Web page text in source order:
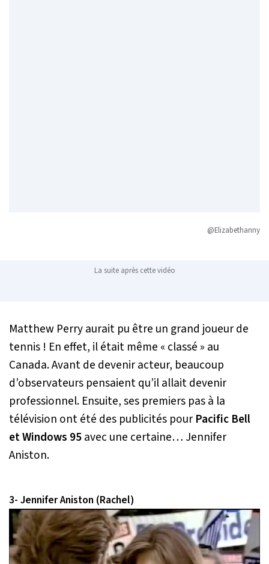
@Elizabethanny
La suite après cette vidéo
Matthew Perry aurait pu être un grand joueur de
tennis ! En effet, il était même « classé » au
Canada. Avant de devenir acteur, beaucoup
d’observateurs pensaient qu’il allait devenir
professionnel. Ensuite, ses premiers pas à la
télévision ont été des publicités pour Pacific Bell
et Windows 95avec une certaine… Jennifer
Aniston.
3- Jennifer Aniston (Rachel)